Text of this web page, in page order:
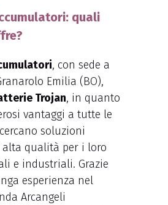
quali
, con sede a
Emilia (BO),
Trojan, in quanto
vantaggi a tutte le
soluzioni
qualità per i loro
e industriali. Grazie
esperienza nel
Arcangeli